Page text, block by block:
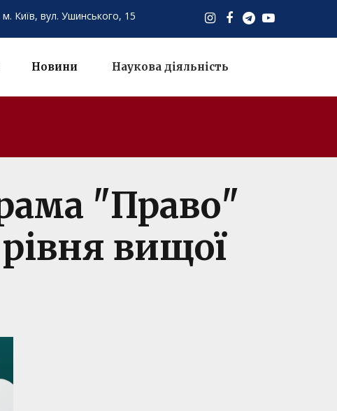
Київ, вул. Ушинського, 15
Новини Наукова діяльність
"Право"
вищої